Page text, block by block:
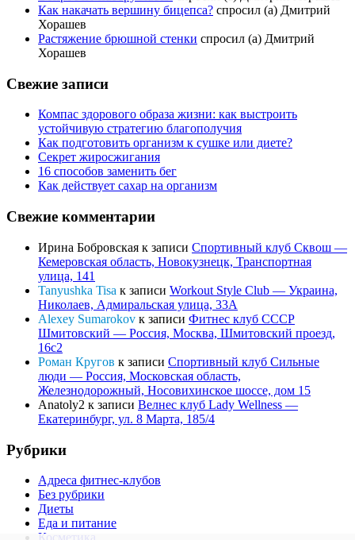
Как накачать вершину бицепса? спросил (а) Дмитрий
Хорашев
Растяжение брюшной стенки спросил (а) Дмитрий
Хорашев
Свежие записи
Компас здорового образа жизни: как выстроить
устойчивую стратегию благополучия
Как подготовить организм к сушке или диете?
Секрет жиросжигания
16 способов заменить бег
Как действует сахар на организм
Свежие комментарии
Ирина Бобровская к записи Спортивный клуб Сквош —
Кемеровская область, Новокузнецк, Транспортная
улица, 141
Tanyushka Tisa к записи Workout Style Club — Украина,
Николаев, Адмиральская улица, 33А
Alexey Sumarokov к записи Фитнес клуб СССР
Шмитовский — Россия, Москва, Шмитовский проезд,
16с2
Роман Кругов к записи Спортивный клуб Сильные
люди — Россия, Московская область,
Железнодорожный, Носовихинское шоссе, дом 15
Anatoly2 к записи Велнес клуб Lady Wellness —
Екатеринбург, ул. 8 Марта, 185/4
Рубрики
Адреса фитнес-клубов
Без рубрики
Диеты
Еда и питание